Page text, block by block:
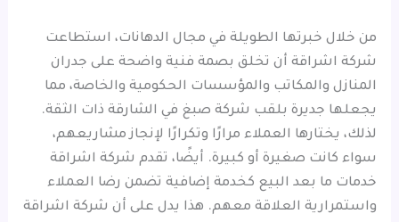
من خلال خبرتها الطويلة في مجال الدهانات، استطاعت
شركة اشراقة أن تخلق بصمة فنية واضحة على جدران
المنازل والمكاتب والمؤسسات الحكومية والخاصة، مما
يجعلها جديرة بلقب شركة صبغ في الشارقة ذات الثقة.
لذلك، يختارها العملاء مرارًا وتكرارًا لإنجاز مشاريعهم،
سواء كانت صغيرة أو كبيرة. أيضًا، تقدم شركة اشراقة
خدمات ما بعد البيع كخدمة إضافية تضمن رضا العملاء
واستمرارية العلاقة معهم. هذا يدل على أن شركة اشراقة